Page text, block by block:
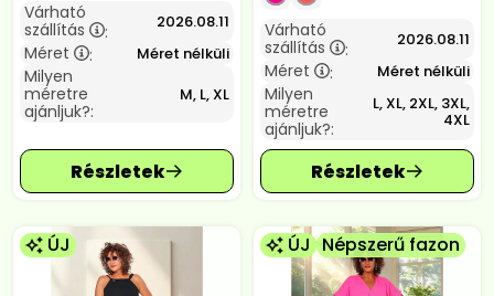
Várható
szállítás
: 2026.08.11
Méret : Méret nélküli
Milyen
méretre
ajánljuk?:
M, L, XL
Várható
szállítás
: 2026.08.11
Méret : Méret nélküli
Milyen
méretre
ajánljuk?:
L, XL, 2XL, 3XL,
4XL
ÚJ ÚJ Népszerű fazon